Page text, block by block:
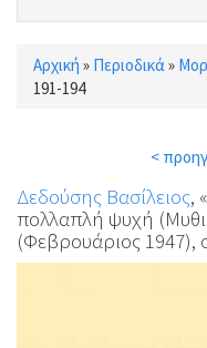
Είστε εδώ
Αρχική » Περιοδικά »
191-194
<
Δεδούσης Βασίλειος,
πολλαπλή ψυχή
(Φεβρουάριος 1947),